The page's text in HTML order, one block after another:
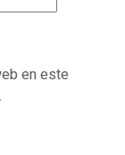
en este